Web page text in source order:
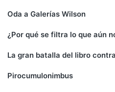
Oda a Galerías Wilson
¿Por qué se filtra lo que aún
La gran batalla del libro
Pirocumulonimbus